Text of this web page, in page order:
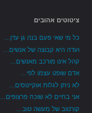
ציטוטים אהובים
כל מי שאי פעם בנה גן עדן...
ועדה היא קבוצה של אנשים...
קהל אינו מורכב מאנשים...
אדם שופט עצמו לפי...
לא ניתן לגלות אוקיינוסים...
אני בחיים לא שוכח פרצופים...
קורטוב של מעשה טוב...